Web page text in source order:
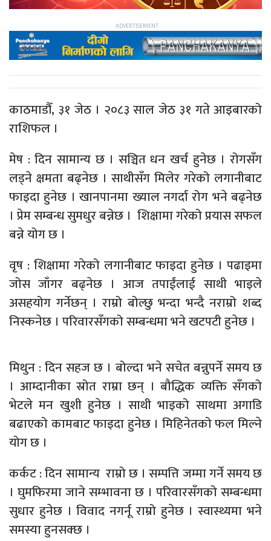
काठमाडौँ, ३१ जेठ । २०८३ साल जेठ ३१ गते आइबारको
राशिफल ।
मेष : दिन सामान्य छ । सञ्चित धन खर्च हुनेछ । रोगसँग
लड्ने क्षमता बढ्नेछ । साथीसँग मिलेर गरेको लगानीबाट
फाइदा हुनेछ । खानपानमा ख्याल नगर्दा रोग भने बढ्नेछ
। प्रेम सम्बन्ध सुमधुर बन्नेछ । शिक्षामा गरेको प्रयास सफल
बन्ने योग छ ।
वृष : शिक्षामा गरेको लगानीबाट फाइदा हुनेछ । पढाइमा
जोस जाँगर बढ्नेछ । आज तपाईंलाई साथी भाइले
असहयोग गर्नेछन् । राम्रो बोल्छु भन्दा भन्दै नराम्रो शब्द
निस्कनेछ । परिवारसँगको सम्बन्धमा भने खटपटी हुनेछ ।
मिथुन : दिन सहज छ । बोल्दा भने सचेत बन्नुपर्ने समय छ
। आम्दानीका स्रोत राम्रा छन् । बौद्धिक व्यक्ति सँगको
भेटले मन खुशी हुनेछ । साथी भाइको साथमा अगाडि
बढाएको कामबाट फाइदा हुनेछ । मिहिनेतको फल मिल्ने
योग छ ।
कर्कट : दिन सामान्य राम्रो छ । सम्पत्ति जम्मा गर्ने समय छ
। घुमफिरमा जाने सम्भावना छ । परिवारसँगको सम्बन्धमा
सुधार हुनेछ । विवाद नगर्नू राम्रो हुनेछ । स्वास्थ्यमा भने
समस्या हुनसक्छ ।